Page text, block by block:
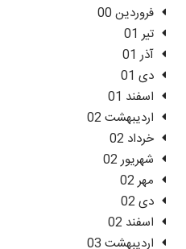
فروردین 00
تیر 01
آذر 01
دی 01
اسفند 01
اردیبهشت 02
خرداد 02
شهریور 02
مهر 02
دی 02
اسفند 02
اردیبهشت 03